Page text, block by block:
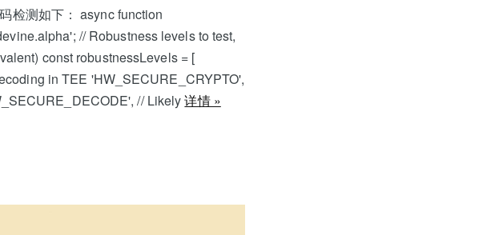
检测如下： async function
// Robustness levels to test,
const robustnessLevels = [
in TEE 'HW_SECURE_CRYPTO',
// Likely详情 »